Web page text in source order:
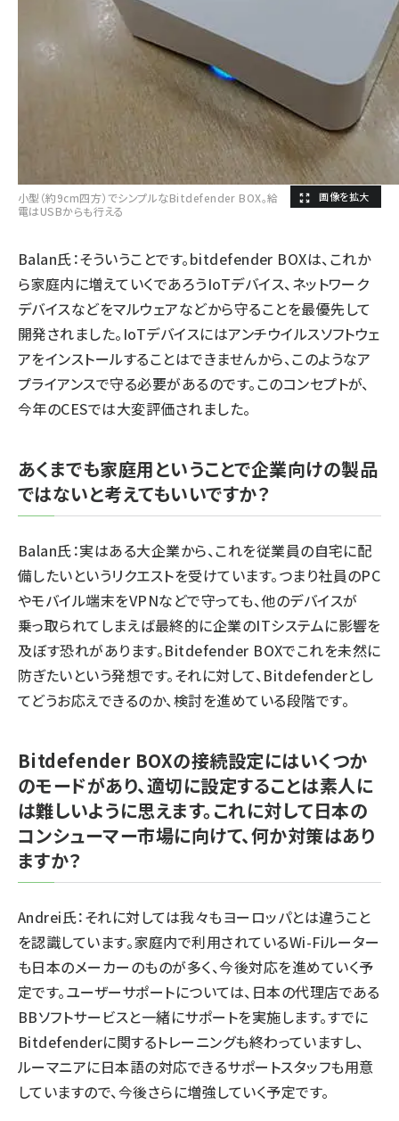
小型（約9cm四方）でシンプルなBitdefender BOX。給
電はUSBからも行える
Balan氏：そういうことです。bitdefender BOXは、これか
ら家庭内に増えていくであろうIoTデバイス、ネットワーク
デバイスなどをマルウェアなどから守ることを最優先して
開発されました。IoTデバイスにはアンチウイルスソフトウェ
アをインストールすることはできませんから、このようなア
プライアンスで守る必要があるのです。このコンセプトが、
今年のCESでは大変評価されました。
あくまでも家庭用ということで企業向けの製品
ではないと考えてもいいですか？
Balan氏：実はある大企業から、これを従業員の自宅に配
備したいというリクエストを受けています。つまり社員のPC
やモバイル端末をVPNなどで守っても、他のデバイスが
乗っ取られてしまえば最終的に企業のITシステムに影響を
及ぼす恐れがあります。Bitdefender BOXでこれを未然に
防ぎたいという発想です。それに対して、Bitdefenderとし
てどうお応えできるのか、検討を進めている段階です。
Bitdefender BOXの接続設定にはいくつか
のモードがあり、適切に設定することは素人に
は難しいように思えます。これに対して日本の
コンシューマー市場に向けて、何か対策はあり
ますか？
Andrei氏：それに対しては我々もヨーロッパとは違うこと
を認識しています。家庭内で利用されているWi-Fiルーター
も日本のメーカーのものが多く、今後対応を進めていく予
定です。ユーザーサポートについては、日本の代理店である
BBソフトサービスと一緒にサポートを実施します。すでに
Bitdefenderに関するトレーニングも終わっていますし、
ルーマニアに日本語の対応できるサポートスタッフも用意
していますので、今後さらに増強していく予定です。